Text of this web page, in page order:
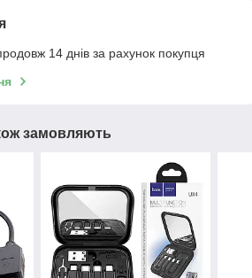
14 днів за рахунок покупця
замовляють